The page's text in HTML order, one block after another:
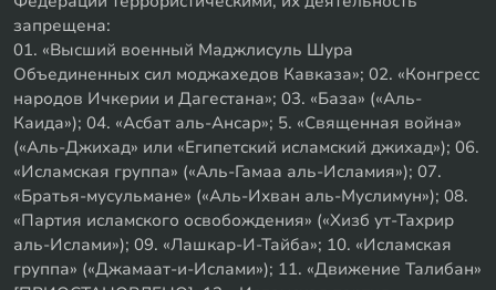
запрещена:
01. «Высший военный Маджлисуль Шура
Объединенных сил моджахедов Кавказа»; 02. «Конгресс
народов Ичкерии и Дагестана»; 03. «База» («Аль-
Каида»); 04. «Асбат аль-Ансар»; 5. «Священная война»
(«Аль-Джихад» или «Египетский исламский джихад»); 06.
«Исламская группа» («Аль-Гамаа аль-Исламия»); 07.
«Братья-мусульмане» («Аль-Ихван аль-Муслимун»); 08.
«Партия исламского освобождения» («Хизб ут-Тахрир
аль-Ислами»); 09. «Лашкар-И-Тайба»; 10. «Исламская
группа» («Джамаат-и-Ислами»); 11. «Движение Талибан»